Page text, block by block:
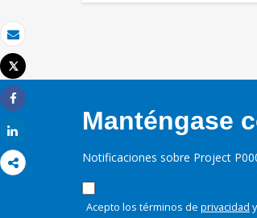
Correo electrónico
Imprimir
Tweet
Share
Manténgase
Notificaciones sobre Project
Acepto los términos de privacidad